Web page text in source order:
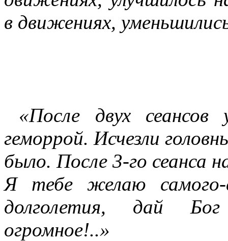
в движениях,
«После двух
геморрой. Исчезли
было. После 3-го сеанса
Я тебе желаю самого-
долголетия, дай
огромное!..»